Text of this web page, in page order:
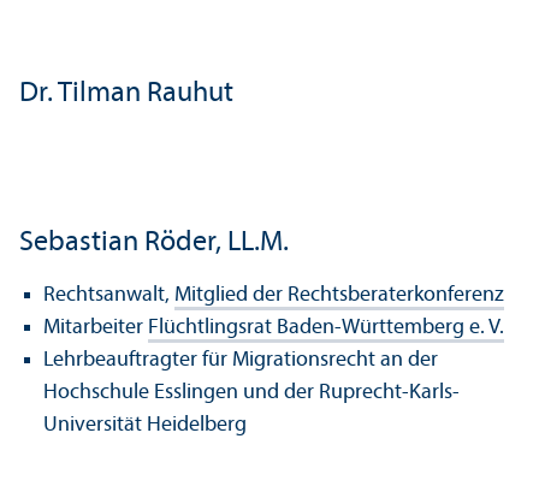
Dr. Tilman Rauhut
Sebastian Röder, LL.M.
Rechts­anwalt, Mitglied der Rechts­beraterkonferenz
Mitarbeiter Flüchtlingsrat Baden-Württemberg e. V.
Lehr­beauftragter für Migrations­recht an der
Hochschule Esslingen und der Ruprecht-Karls-
Universität Heidelberg